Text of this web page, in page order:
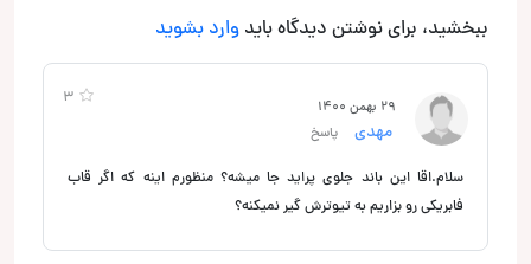
ببخشید، برای نوشتن دیدگاه باید وارد بشوید
3 29 بهمن 1400
مهدی پاسخ
سلام.اقا این باند جلوی پراید جا میشه؟ منظورم اینه که اگر قاب
فابریکی رو بزاریم به تیوترش گیر نمیکنه؟